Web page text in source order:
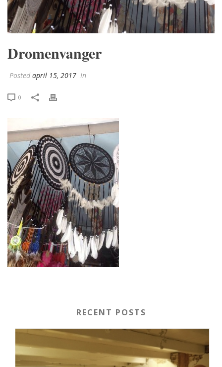
Dromenvanger
Posted april 15, 2017 In
0
RECENT POSTS